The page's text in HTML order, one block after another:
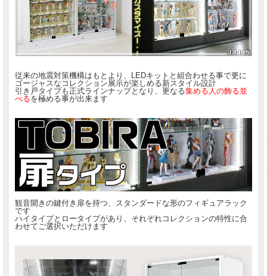
従来の地震対策機構はもとより、LEDキットと組合わせる事で更に
ゴージャスなコレクション展示が楽しめる新スタイル設計
引き戸タイプも正式ラインナップとなり、更なる集める人の飾る並
べるを極める事が出来ます
観音開きの鍵付き扉を持つ、スタンダードな形のフィギュアラック
です
ハイタイプとロータイプがあり、それぞれコレクションの特性に合
わせてご選択いただけます